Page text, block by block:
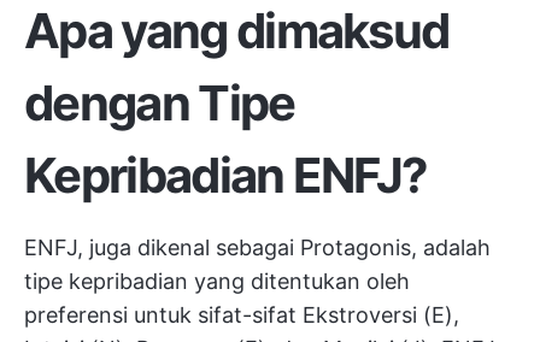
Apa yang dimaksud
dengan Tipe
Kepribadian ENFJ?
ENFJ, juga dikenal sebagai Protagonis, adalah
tipe kepribadian yang ditentukan oleh
preferensi untuk sifat-sifat Ekstroversi (E),